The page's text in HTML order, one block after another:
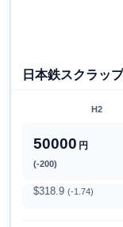
日本鉄スクラッ
H2
50000 円
(-200)
$318.9 (-1.74)